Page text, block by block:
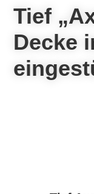
Tief
Decke